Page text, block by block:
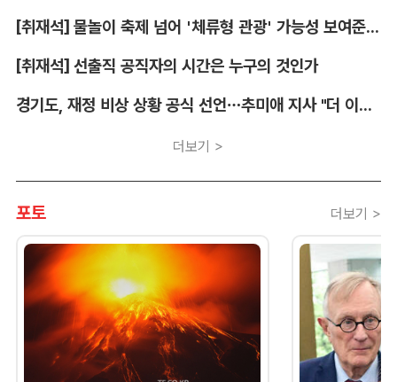
[취재석] 물놀이 축제 넘어 '체류형 관광' 가능성 보여준 안동 水페스타
[취재석] 선출직 공직자의 시간은 누구의 것인가
경기도, 재정 비상 상황 공식 선언…추미애 지사 "더 이상 끌어다 쓸 재원 없어"
더보기 >
포토 더보기 >